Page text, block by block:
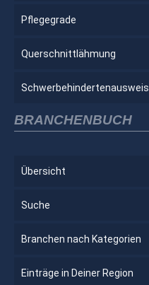
Pflegegrade
Querschnittlähmung
Schwerbehindertenausweis
BRANCHENBUCH
Übersicht
Suche
Branchen nach Kategorien
Einträge in Deiner Region